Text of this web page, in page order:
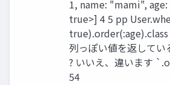
1, name: "mami",
true>] 4 5 pp
true).order(:age).class
列っぽい値を返して
? いいえ、違います
54